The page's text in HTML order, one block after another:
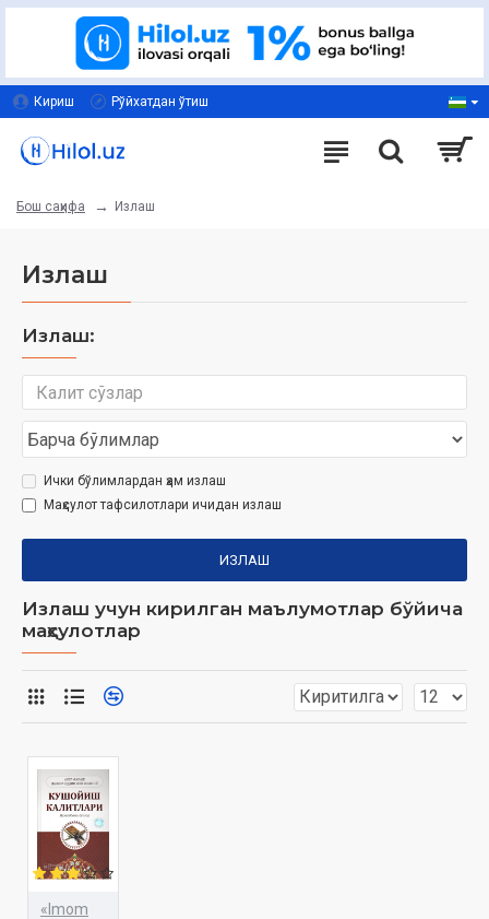
Кириш Рўйхатдан ўтиш
Бош саҳифа Излаш
Излаш
Излаш:
Ички бўлимлардан ҳам излаш
Маҳсулот тафсилотлари ичидан излаш
ИЗЛАШ
Излаш учун кирилган маълумотлар бўйича
маҳсулотлар
«Imom